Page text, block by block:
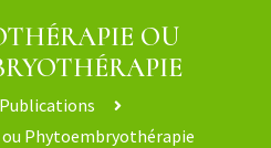
OU
Publications
Phytoembryothérapie